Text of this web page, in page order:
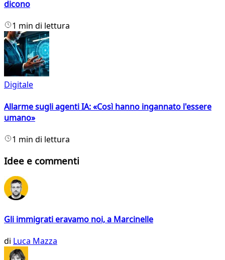
dicono
1 min di lettura
Digitale
Allarme sugli agenti IA: «Così hanno ingannato l'essere
umano»
1 min di lettura
Idee e commenti
Gli immigrati eravamo noi, a Marcinelle
di Luca Mazza